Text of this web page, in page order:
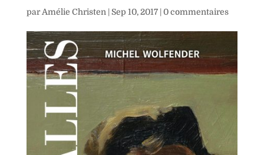
parAmélie Christen | Sep 10, 2017| 0 commentaires